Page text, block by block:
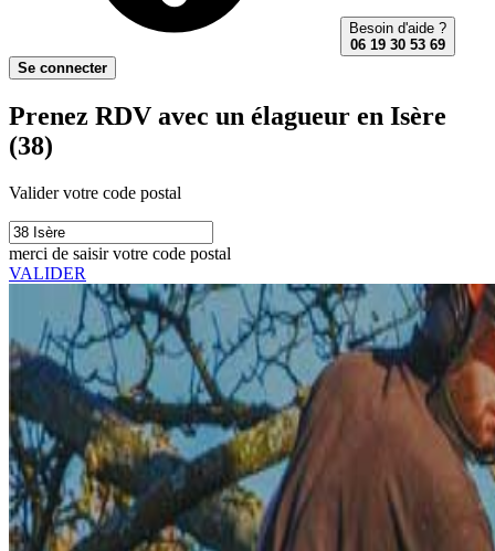
Besoin d'aide ?
06 19 30 53 69
Se connecter
Prenez RDV avec un élagueur en Isère
(38)
Valider votre code postal
merci de saisir votre code postal
VALIDER